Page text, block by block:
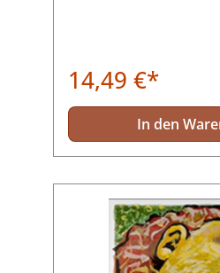
14,49 €*
In den